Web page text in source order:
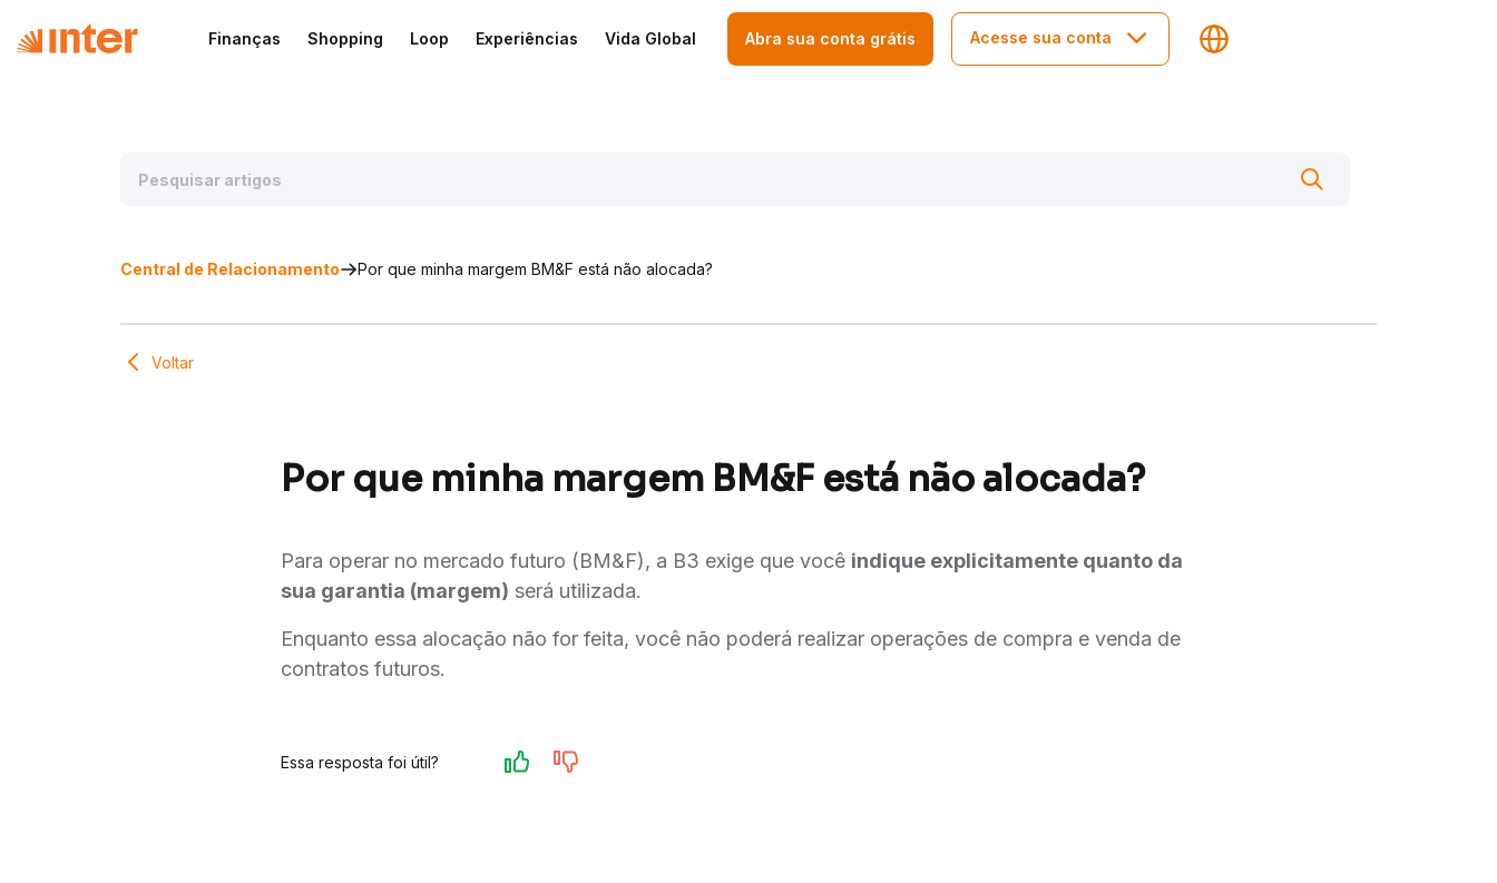
Finanças Shopping Loop Experiências Vida Global Abra sua conta grátis Acesse sua conta
Central de Relacionamento Por que minha margem BM&F está não alocada?
Voltar
Por que minha margem BM&F está não alocada?
Para operar no mercado futuro (BM&F), a B3 exige que você indique explicitamente quanto da
sua garantia (margem) será utilizada.
Enquanto essa alocação não for feita, você não poderá realizar operações de compra e venda de
contratos futuros.
Essa resposta foi útil?